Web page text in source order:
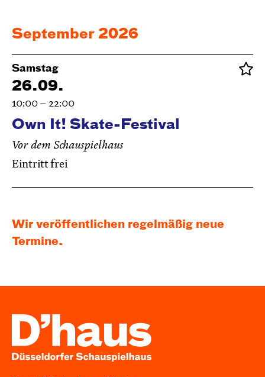
September 2026
Samstag
26.09.
10:00 – 22:00
Own It! Skate-Festival
Vor dem Schauspielhaus
Eintritt frei
Wir veröffentlichen regelmäßig neue
Termine.